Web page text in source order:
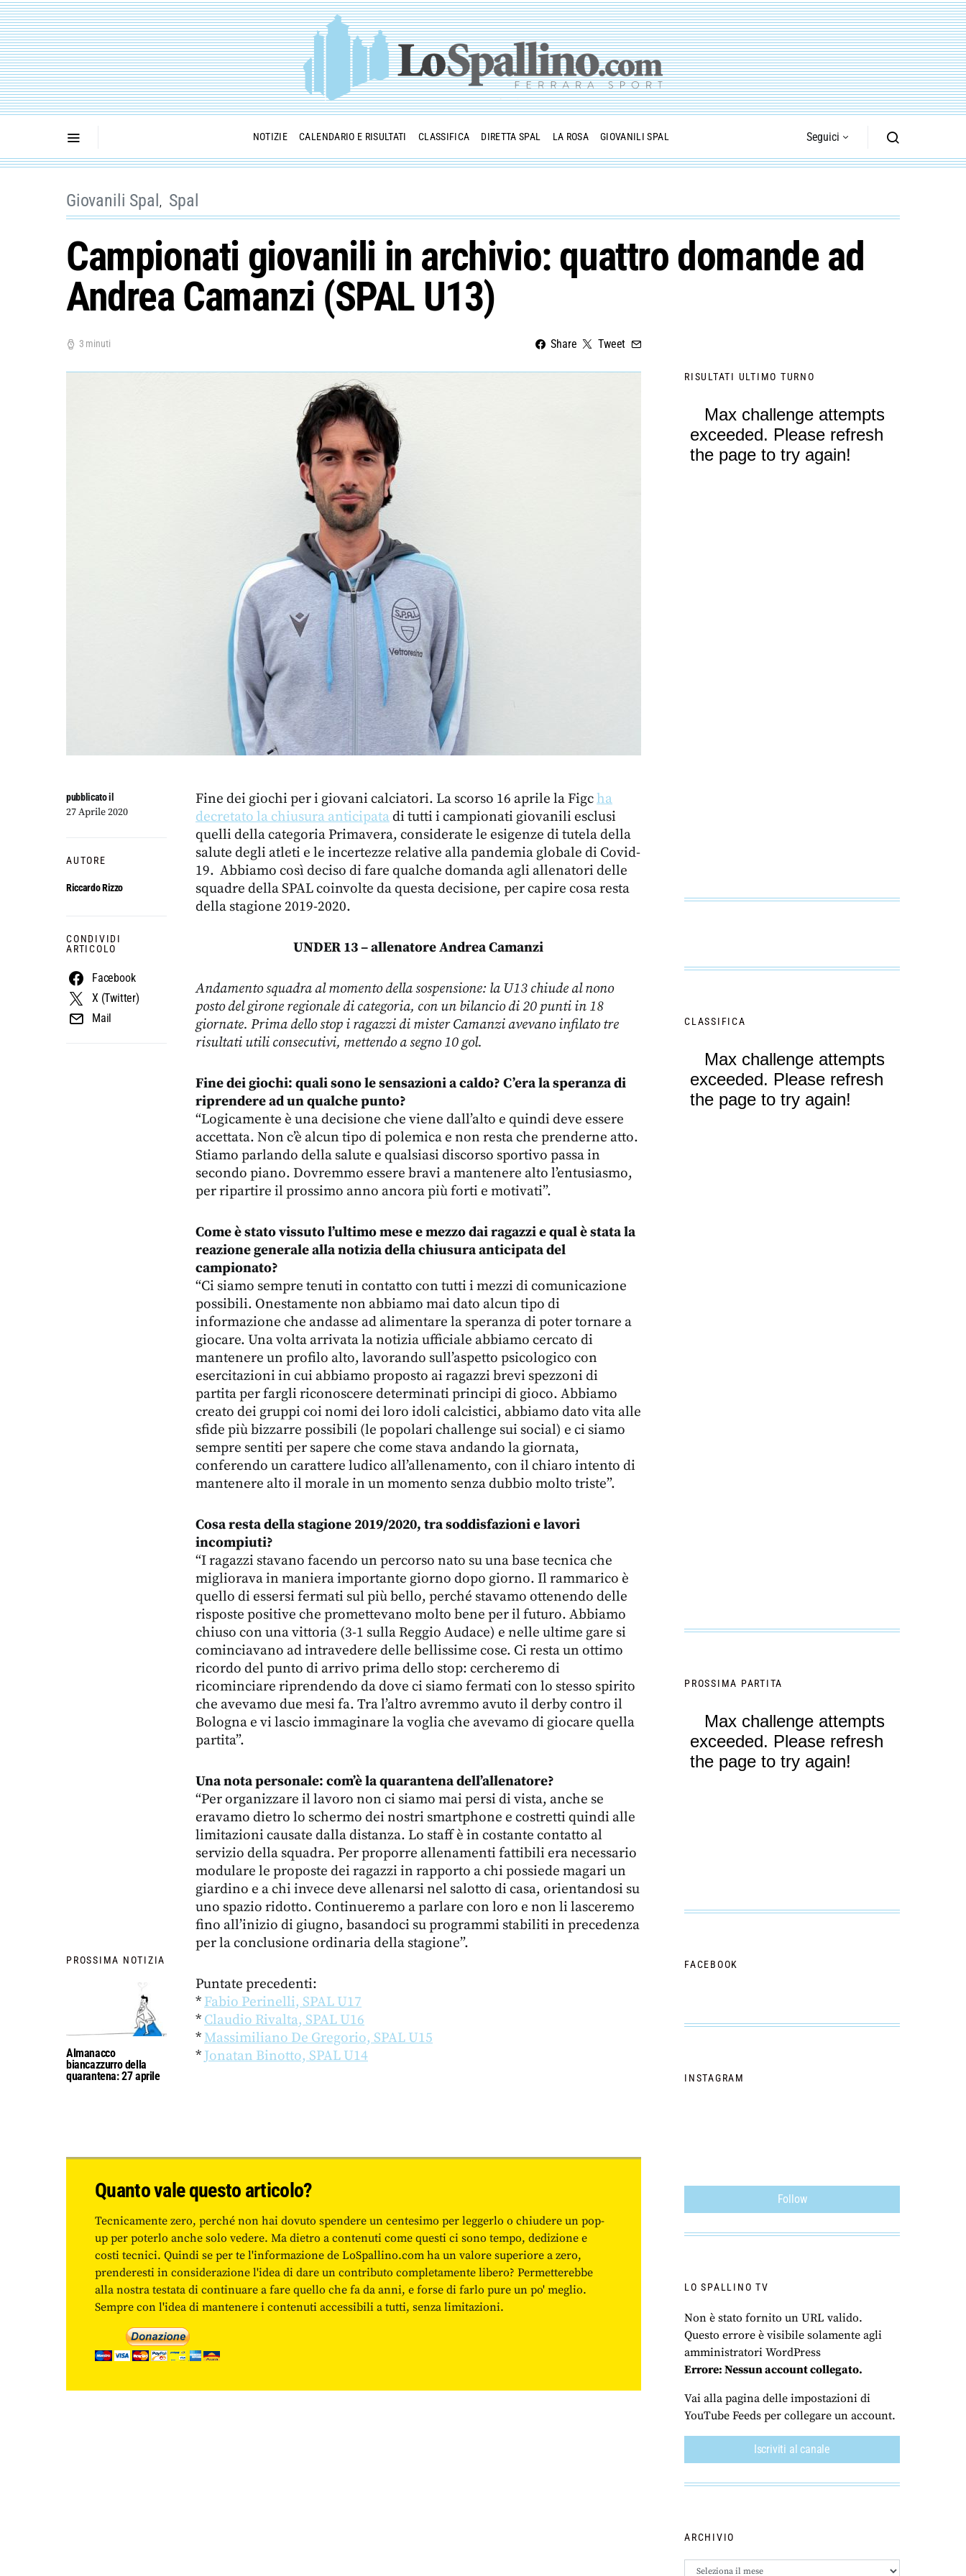
NOTIZIE CALENDARIO E RISULTATI CLASSIFICA DIRETTA SPAL LA ROSA GIOVANILI SPAL Seguici
Giovanili Spal Spal
Campionati giovanili in archivio: quattro domande ad
Andrea Camanzi (SPAL U13)
3 minuti Share Tweet
PROSSIMA NOTIZIA
Almanacco
biancazzurro della
quarantena: 27 aprile
pubblicato il
27 Aprile 2020
AUTORE
Riccardo Rizzo
CONDIVIDI
ARTICOLO
Facebook
X (Twitter)
Mail
Fine dei giochi per i giovani calciatori. La scorso 16 aprile la Figcha
decretato la chiusura anticipatadi tutti i campionati giovanili esclusi
quelli della categoria Primavera, considerate le esigenze di tutela della
salute degli atleti e le incertezze relative alla pandemia globale di Covid-
19. Abbiamo così deciso di fare qualche domanda agli allenatori delle
squadre della SPAL coinvolte da questa decisione, per capire cosa resta
della stagione 2019-2020.
UNDER 13 – allenatore Andrea Camanzi
Andamento squadra al momento della sospensione: la U13 chiude al nono
posto del girone regionale di categoria, con un bilancio di 20 punti in 18
giornate. Prima dello stop i ragazzi di mister Camanzi avevano infilato tre
risultati utili consecutivi, mettendo a segno 10 gol.
Fine dei giochi: quali sono le sensazioni a caldo? C’era la speranza di
riprendere ad un qualche punto?
“Logicamente è una decisione che viene dall’alto e quindi deve essere
accettata. Non c’è alcun tipo di polemica e non resta che prenderne atto.
Stiamo parlando della salute e qualsiasi discorso sportivo passa in
secondo piano. Dovremmo essere bravi a mantenere alto l’entusiasmo,
per ripartire il prossimo anno ancora più forti e motivati”.
Come è stato vissuto l’ultimo mese e mezzo dai ragazzi e qual è stata la
reazione generale alla notizia della chiusura anticipata del
campionato?
“Ci siamo sempre tenuti in contatto con tutti i mezzi di comunicazione
possibili. Onestamente non abbiamo mai dato alcun tipo di
informazione che andasse ad alimentare la speranza di poter tornare a
giocare. Una volta arrivata la notizia ufficiale abbiamo cercato di
mantenere un profilo alto, lavorando sull’aspetto psicologico con
esercitazioni in cui abbiamo proposto ai ragazzi brevi spezzoni di
partita per fargli riconoscere determinati principi di gioco. Abbiamo
creato dei gruppi coi nomi dei loro idoli calcistici, abbiamo dato vita alle
sfide più bizzarre possibili (le popolari challenge sui social) e ci siamo
sempre sentiti per sapere che come stava andando la giornata,
conferendo un carattere ludico all’allenamento, con il chiaro intento di
mantenere alto il morale in un momento senza dubbio molto triste”.
Cosa resta della stagione 2019/2020, tra soddisfazioni e lavori
incompiuti?
“I ragazzi stavano facendo un percorso nato su una base tecnica che
migliorava in maniera importante giorno dopo giorno. Il rammarico è
quello di essersi fermati sul più bello, perché stavamo ottenendo delle
risposte positive che promettevano molto bene per il futuro. Abbiamo
chiuso con una vittoria (3-1 sulla Reggio Audace) e nelle ultime gare si
cominciavano ad intravedere delle bellissime cose. Ci resta un ottimo
ricordo del punto di arrivo prima dello stop: cercheremo di
ricominciare riprendendo da dove ci siamo fermati con lo stesso spirito
che avevamo due mesi fa. Tra l’altro avremmo avuto il derby contro il
Bologna e vi lascio immaginare la voglia che avevamo di giocare quella
partita”.
Una nota personale: com’è la quarantena dell’allenatore?
“Per organizzare il lavoro non ci siamo mai persi di vista, anche se
eravamo dietro lo schermo dei nostri smartphone e costretti quindi alle
limitazioni causate dalla distanza. Lo staff è in costante contatto al
servizio della squadra. Per proporre allenamenti fattibili era necessario
modulare le proposte dei ragazzi in rapporto a chi possiede magari un
giardino e a chi invece deve allenarsi nel salotto di casa, orientandosi su
uno spazio ridotto. Continueremo a parlare con loro e non li lasceremo
fino all’inizio di giugno, basandoci su programmi stabiliti in precedenza
per la conclusione ordinaria della stagione”.
Puntate precedenti:
* Fabio Perinelli, SPAL U17
* Claudio Rivalta, SPAL U16
* Massimiliano De Gregorio, SPAL U15
* Jonatan Binotto, SPAL U14
Quanto vale questo articolo?
Tecnicamente zero, perché non hai dovuto spendere un centesimo per leggerlo o chiudere un pop-
up per poterlo anche solo vedere. Ma dietro a contenuti come questi ci sono tempo, dedizione e
costi tecnici. Quindi se per te l'informazione de LoSpallino.com ha un valore superiore a zero,
prenderesti in considerazione l'idea di dare un contributo completamente libero? Permetterebbe
alla nostra testata di continuare a fare quello che fa da anni, e forse di farlo pure un po' meglio.
Sempre con l'idea di mantenere i contenuti accessibili a tutti, senza limitazioni.
RISULTATI ULTIMO TURNO
CLASSIFICA
PROSSIMA PARTITA
FACEBOOK
INSTAGRAM
Follow
LO SPALLINO TV
Non è stato fornito un URL valido.
Questo errore è visibile solamente agli
amministratori WordPress
Errore: Nessun account collegato.
Vai alla pagina delle impostazioni di
YouTube Feeds per collegare un account.
Iscriviti al canale
ARCHIVIO
Archivio